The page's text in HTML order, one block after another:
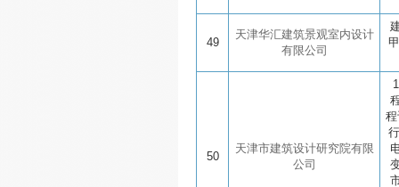
49
天津华汇建筑景观室内设计
有限公司
50
天津市建筑设计研究院有限
公司